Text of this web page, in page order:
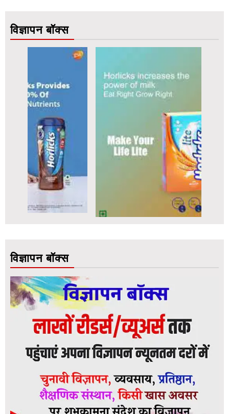
विज्ञापन बॉक्स
विज्ञापन बॉक्स